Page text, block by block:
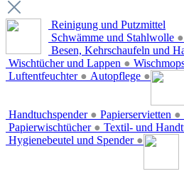
Reinigung und Putzmittel
Schwämme und Stahlwolle ●
Besen, Kehrschaufeln und
Wischtücher und Lappen ●
Luftentfeuchter ● Autopflege ●
Handtuchspender ● Papierservietten ●
Papierwischtücher ● Textil- und
Hygienebeutel und Spender ●